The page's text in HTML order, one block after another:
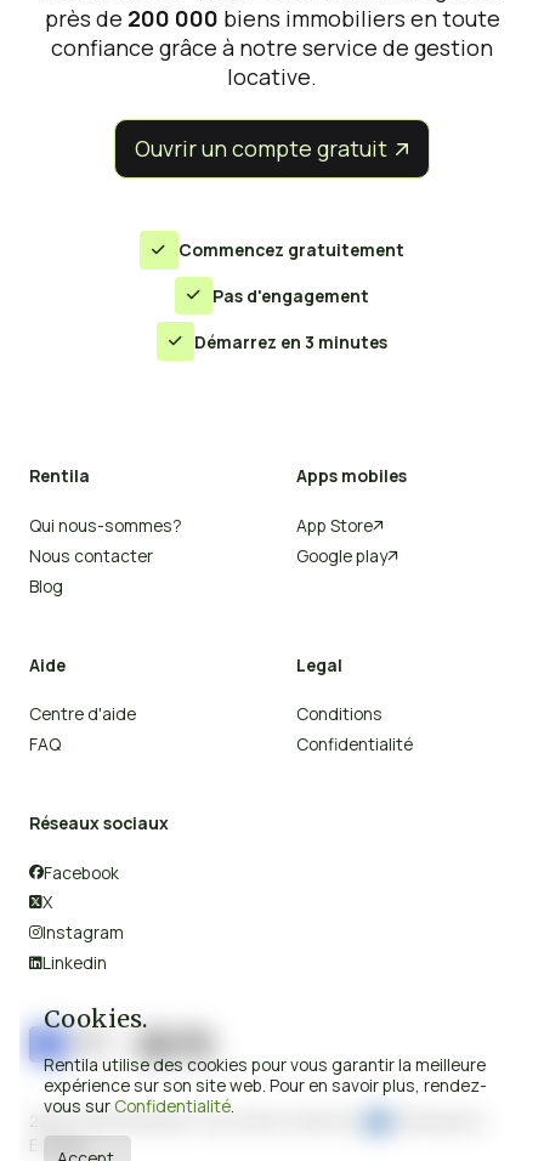
Cookies.
Rentila utilise des cookies pour vous garantir la meilleure
expérience sur son site web. Pour en savoir plus, rendez-
vous surConfidentialité.
près de 200 000 biens immobiliers en toute
confiance grâce à notre service de gestion
locative.
Ouvrir un compte gratuit 
 Commencez gratuitement
 Pas d'engagement
 Démarrez en 3 minutes
Rentila
Qui nous-sommes?
Nous contacter
Blog
Apps mobiles
App Store
Google play
Aide
Centre d'aide
FAQ
Legal
Conditions
Confidentialité
Réseaux sociaux
Facebook
X
Instagram
Linkedin
2008-2026 © Rentila Tous droits réservés.
Europe.